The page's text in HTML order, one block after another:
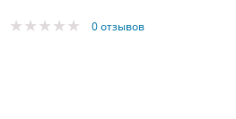
0 отзывов